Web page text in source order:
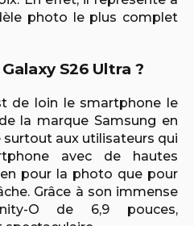
photo le plus complet
S26 Ultra ?
de loin le smartphone le
la marque Samsung en
surtout aux utilisateurs qui
avec de hautes
pour la photo que pour
Grâce à son immense
O de 6,9 pouces,